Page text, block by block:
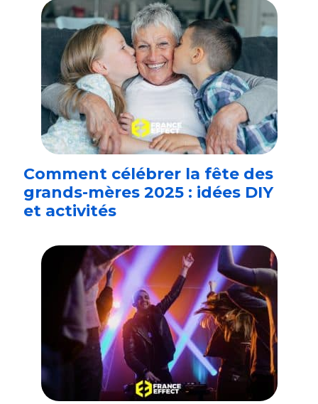
Comment célébrer la fête des
grands-mères 2025 : idées DIY
et activités